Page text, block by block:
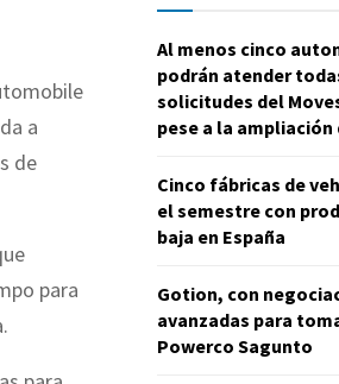
a
de
para
Al menos cinco
podrán atender
solicitudes del
pese a la
Cinco fábricas de
el semestre con
baja en España
Gotion, con
avanzadas para
Powerco Sagunto